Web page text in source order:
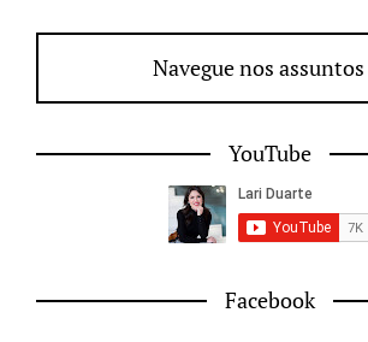
Navegue nos assuntos
YouTube
Facebook